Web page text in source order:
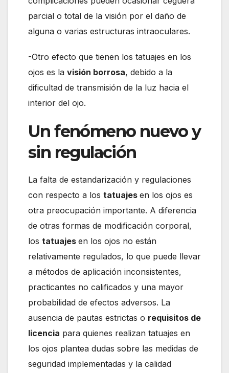
parcial o total de la visión por el daño de
alguna o varias estructuras intraoculares.
-Otro efecto que tienen los tatuajes en los
ojos es la visión borrosa, debido a la
dificultad de transmisión de la luz hacia el
interior del ojo.
Un fenómeno nuevo y
sin regulación
La falta de estandarización y regulaciones
con respecto a los tatuajes en los ojos es
otra preocupación importante. A diferencia
de otras formas de modificación corporal,
los tatuajes en los ojos no están
relativamente regulados, lo que puede llevar
a métodos de aplicación inconsistentes,
practicantes no calificados y una mayor
probabilidad de efectos adversos. La
ausencia de pautas estrictas o requisitos de
licencia para quienes realizan tatuajes en
los ojos plantea dudas sobre las medidas de
seguridad implementadas y la calidad